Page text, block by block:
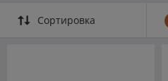
Сортировка